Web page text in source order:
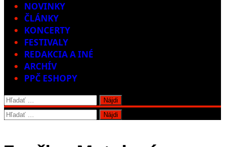
NOVINKY
ČLÁNKY
KONCERTY
FESTIVALY
REDAKCIA A INÉ
ARCHÍV
PPČ ESHOPY
Hľadať:
Hľadať: